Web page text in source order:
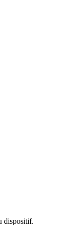
dispositif.